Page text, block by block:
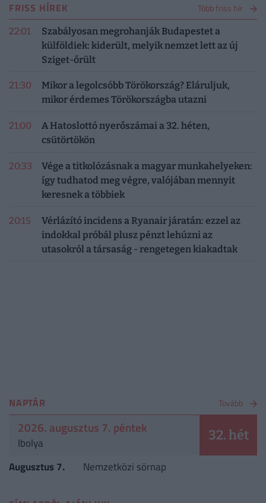
FRISS HÍREK Több friss hír
22:01
Szabályosan megrohanják Budapestet a
külföldiek: kiderült, melyik nemzet lett az új
Sziget-őrült
21:30
Mikor a legolcsóbb Törökország? Eláruljuk,
mikor érdemes Törökországba utazni
21:00
A Hatoslottó nyerőszámai a 32. héten,
csütörtökön
20:33
Vége a titkolózásnak a magyar munkahelyeken:
így tudhatod meg végre, valójában mennyit
keresnek a többiek
20:15
Vérlázító incidens a Ryanair járatán: ezzel az
indokkal próbál plusz pénzt lehúzni az
utasokról a társaság - rengetegen kiakadtak
NAPTÁR Tovább
2026. augusztus 7. péntek
Ibolya 32. hét
Augusztus 7. Nemzetközi sörnap